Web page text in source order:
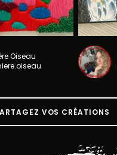
Oiseau
VOS CRÉATIONS